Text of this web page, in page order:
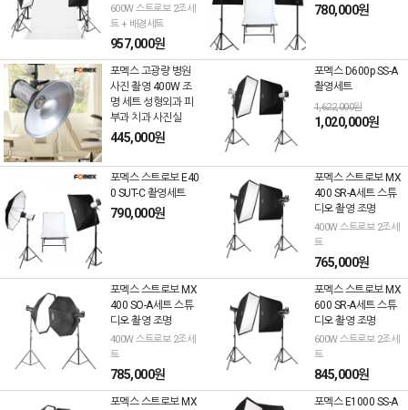
600W 스트로보 2조세
트 + 배경세트
957,000원
780,000원
포멕스 고광량 병원
사진 촬영 400W 조
명 세트 성형외과 피
부과 치과 사진실
445,000원
포멕스 D600p SS-A
촬영세트
1,622,000원
1,020,000원
포멕스 스트로보 E40
0 SUT-C 촬영세트
790,000원
포멕스 스트로보 MX
400 SR-A세트 스튜
디오 촬영 조명
400W 스트로보 2조세
트
765,000원
포멕스 스트로보 MX
400 SO-A세트 스튜
디오 촬영 조명
400W 스트로보 2조세
트
785,000원
포멕스 스트로보 MX
600 SR-A세트 스튜
디오 촬영 조명
600W 스트로보 2조세
트
845,000원
포멕스 스트로보 MX
포멕스 E1000 SS-A